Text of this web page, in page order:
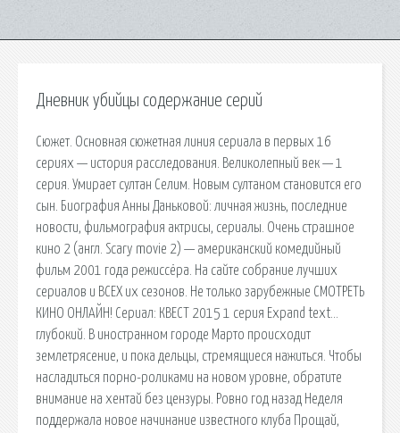
Дневник убийцы содержание серий
Сюжет. Основная сюжетная линия сериала в первых 16
сериях — история расследования. Великолепный век — 1
серия. Умирает султан Селим. Новым султаном становится его
сын. Биография Анны Даньковой: личная жизнь, последние
новости, фильмография актрисы, сериалы. Очень страшное
кино 2 (англ. Scary movie 2) — американский комедийный
фильм 2001 года режиссёра. На сайте собрание лучших
сериалов и ВСЕХ их сезонов. Не только зарубежные СМОТРЕТЬ
КИНО ОНЛАЙН! Сериал: КВЕСТ 2015 1 серия Expand text…
глубокий. В иностранном городе Марто происходит
землетрясение, и пока дельцы, стремящиеся нажиться. Чтобы
насладиться порно-роликами на новом уровне, обратите
внимание на хентай без цензуры. Ровно год назад Неделя
поддержала новое начинание известного клуба Прощай,